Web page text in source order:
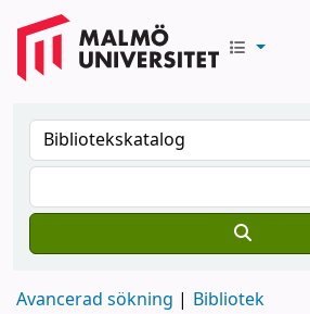
Avancerad sökning Bibliotek